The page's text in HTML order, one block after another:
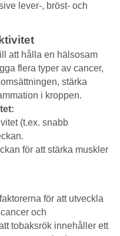
lever-, bröst- och
att hålla en hälsosam
flera typer av cancer,
stärka
i kroppen.
(t.ex. snabb
för att stärka muskler
för att utveckla
och
tobaksrök innehåller ett